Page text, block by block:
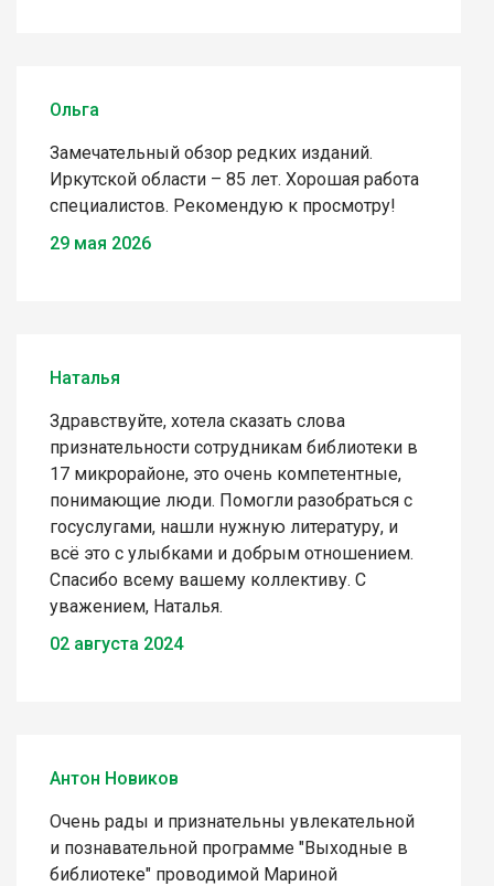
Ольга
Замечательный обзор редких изданий.
Иркутской области – 85 лет. Хорошая работа
специалистов. Рекомендую к просмотру!
29 мая 2026
Наталья
Здравствуйте, хотела сказать слова
признательности сотрудникам библиотеки в
17 микрорайоне, это очень компетентные,
понимающие люди. Помогли разобраться с
госуслугами, нашли нужную литературу, и
всё это с улыбками и добрым отношением.
Спасибо всему вашему коллективу. С
уважением, Наталья.
02 августа 2024
Антон Новиков
Очень рады и признательны увлекательной
и познавательной программе "Выходные в
библиотеке" проводимой Мариной